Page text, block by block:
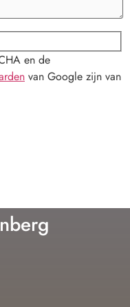
en de
van Google zijn van